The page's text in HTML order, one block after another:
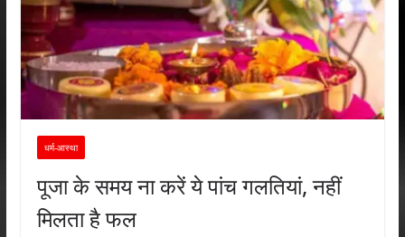
धर्म-आस्था
पूजा के समय ना करें ये पांच गलतियां, नहीं
मिलता है फल